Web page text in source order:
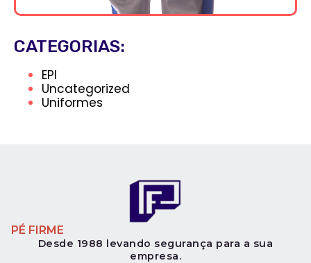
CATEGORIAS:
EPI
Uncategorized
Uniformes
PÉ FIRME
Desde 1988 levando segurança para a sua
empresa.